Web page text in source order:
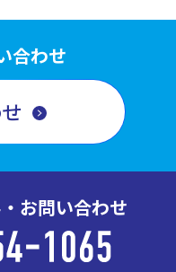
合わせ
お問い合わせ